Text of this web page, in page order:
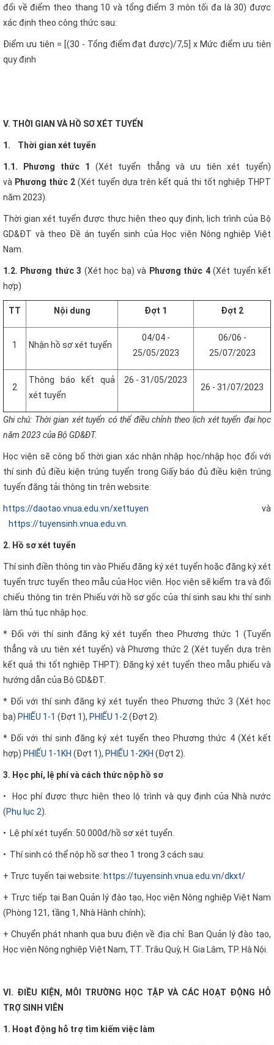
đổi về điểm theo thang 10 và tổng điểm 3 môn tối đa là 30) được
xác định theo công thức sau:
Điểm ưu tiên = [(30 - Tổng điểm đạt được)/7,5] x Mức điểm ưu tiên
quy định
V. THỜI GIAN VÀ HỒ SƠ XÉT TUYỂN
1. Thời gian xét tuyển
1.1. Phương thức 1(Xét tuyển thẳng và ưu tiên xét tuyển)
và Phương thức 2 (Xét tuyển dựa trên kết quả thi tốt nghiệp THPT
năm 2023).
Thời gian xét tuyển được thực hiện theo quy định, lịch trình của Bộ
GD&ĐT và theo Đề án tuyển sinh của Học viện Nông nghiệp Việt
Nam.
1.2. Phương thức 3 (Xét học bạ) và Phương thức 4(Xét tuyển kết
hợp)
TT Nội dung Đợt 1 Đợt 2
1 Nhận hồ sơ xét tuyển
04/04 -
25/05/2023
06/06 -
25/07/2023
2
Thông báo kết quả
xét tuyển
26 - 31/05/2023
26 - 31/07/2023
Ghi chú: Thời gian xét tuyển có thể điều chỉnh theo lịch xét tuyển đại học
năm 2023 của Bộ GD&ĐT.
Học viện sẽ công bố thời gian xác nhận nhập học/nhập học đối với
thí sinh đủ điều kiện trúng tuyển trong Giấy báo đủ điều kiện trúng
tuyển đăng tải thông tin trên website:
https://daotao.vnua.edu.vn/xettuyen và
https://tuyensinh.vnua.edu.vn
2. Hồ sơ xét tuyển
Thí sinh điền thông tin vào Phiếu đăng ký xét tuyển hoặc đăng ký xét
tuyển trực tuyến theo mẫu của Học viện. Học viện sẽ kiểm tra và đối
chiếu thông tin trên Phiếu với hồ sơ gốc của thí sinh sau khi thí sinh
làm thủ tục nhập học.
* Đối với thí sinh đăng ký xét tuyển theo Phương thức 1 (Tuyển
thẳng và ưu tiên xét tuyển) và Phương thức 2 (Xét tuyển dựa trên
kết quả thi tốt nghiệp THPT): Đăng ký xét tuyển theo mẫu phiếu và
hướng dẫn của Bộ GD&ĐT.
* Đối với thí sinh đăng ký xét tuyển theo Phương thức 3 (Xét học
bạ) PHIẾU 1-1 (Đợt 1), PHIẾU 1-2 (Đợt 2).
* Đối với thí sinh đăng ký xét tuyển theo Phương thức 4 (Xét kết
hợp) PHIẾU 1-1KH (Đợt 1), PHIẾU 1-2KH (Đợt 2).
3. Học phí, lệ phí và cách thức nộp hồ sơ
• Học phí được thực hiện theo lộ trình và quy định của Nhà nước
(Phụ lục 2).
• Lệ phí xét tuyển: 50.000đ/hồ sơ xét tuyển.
• Thí sinh có thể nộp hồ sơ theo 1 trong 3 cách sau:
+ Trực tuyến tại website: https://tuyensinh.vnua.edu.vn/dkxt/
+ Trực tiếp tại Ban Quản lý đào tạo, Học viện Nông nghiệp Việt Nam
(Phòng 121, tầng 1, Nhà Hành chính);
+ Chuyển phát nhanh qua bưu điện về địa chỉ: Ban Quản lý đào tạo,
Học viện Nông nghiệp Việt Nam, TT. Trâu Quỳ, H. Gia Lâm, TP. Hà Nội.
VI. ĐIỀU KIỆN, MÔI TRƯỜNG HỌC TẬP VÀ CÁC HOẠT ĐỘNG HỖ
TRỢ SINH VIÊN
1. Hoạt động hỗ trợ tìm kiếm việc làm